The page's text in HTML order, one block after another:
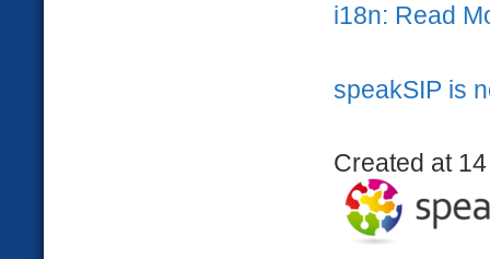
i18n: Read
speakSIP is
Created at 14